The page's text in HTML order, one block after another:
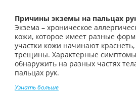
Причины экземы на пальцах
Экзема – хроническое
кожи, которое имеет разные
участки кожи начинают
трещины. Характерные
обнаружить на разных частях
пальцах рук.
Узнать больше